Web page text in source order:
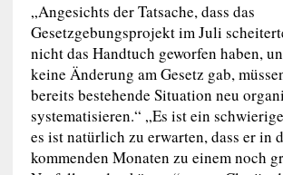
„Angesichts der Tatsache, dass das
Gesetzgebungsprojekt im Juli
nicht das Handtuch geworfen haben,
keine Änderung am Gesetz gab,
bereits bestehende Situation neu
systematisieren.“ „Es ist ein
es ist natürlich zu erwarten, dass er in
kommenden Monaten zu einem noch